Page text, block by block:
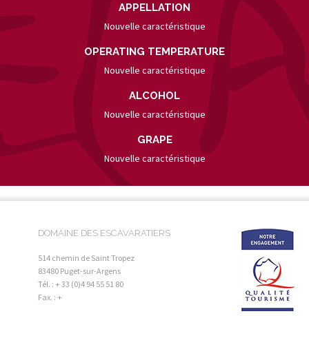
APPELLATION
Nouvelle caractéristique
OPERATING TEMPERATURE
Nouvelle caractéristique
ALCOHOL
Nouvelle caractéristique
GRAPE
Nouvelle caractéristique
DOMAINE DES ESCAVARATIERS
514 chemin de Saint Tropez
83480 Puget-sur-Argens
Tél. : + 33 (0)4 94 55 51 80
Fax. : +